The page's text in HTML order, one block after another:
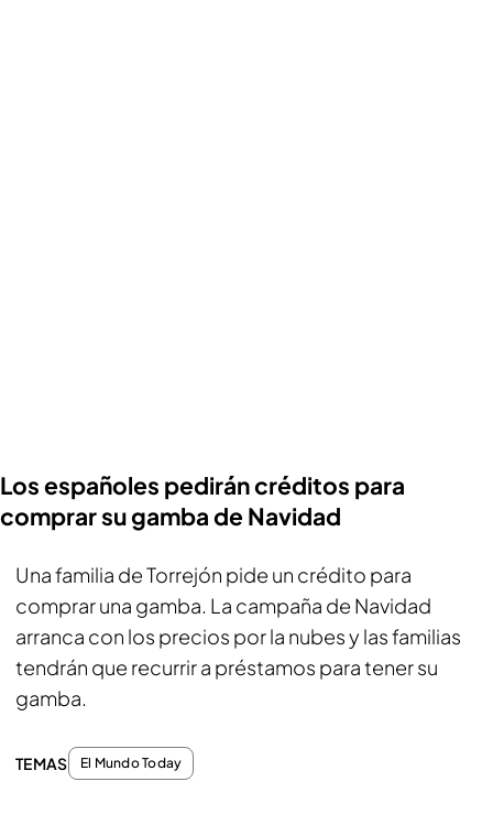
Los españoles pedirán créditos para
comprar su gamba de Navidad
Una familia de Torrejón pide un crédito para
comprar una gamba. La campaña de Navidad
arranca con los precios por la nubes y las familias
tendrán que recurrir a préstamos para tener su
gamba.
TEMAS El Mundo Today